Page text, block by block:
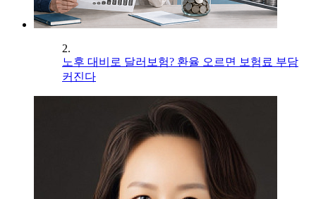
2.
노후 대비로 달러보험? 환율 오르면 보험료 부담
커진다